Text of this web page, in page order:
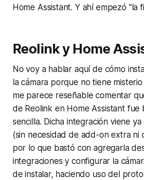
Home Assistant. Y ahí empezó "la
Reolinky Home
No voy a hablar aquí de cómo
la cámara porque no tiene
me parece reseñable comentar
de Reolink en Home Assistantfue
sencilla. Dicha integración viene
(sin necesidad de add-onextra ni
por lo que bastó con agregarla
integraciones y configurar la
de instalar, haciendo uso del